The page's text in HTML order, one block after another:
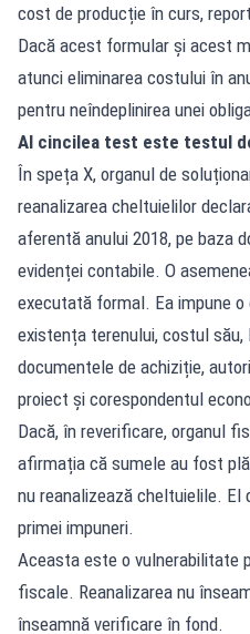
cost de producție în curs,
Dacă acest formular și acest
atunci eliminarea costului în
pentru neîndeplinirea unei
Al cincilea test este testul
În speța X, organul de
reanalizarea cheltuielilor
aferentă anului 2018, pe baza
evidenței contabile. O
executată formal. Ea impune
existența terenului, costul
documentele de achiziție,
proiect și corespondentul
Dacă, în reverificare, organul
afirmația că sumele au fost
nu reanalizează cheltuielile.
primei impuneri.
Aceasta este o vulnerabilitate
fiscale. Reanalizarea nu
înseamnă verificare în fond.